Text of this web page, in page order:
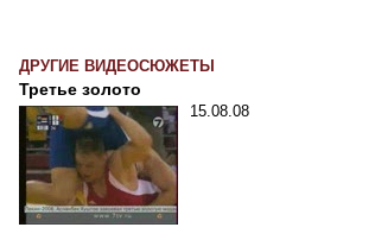
ДРУГИЕ ВИДЕОСЮЖЕТЫ
Третье золото
15.08.08